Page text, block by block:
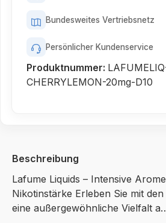
Bundesweites Vertriebsnetz
Persönlicher Kundenservice
Produktnummer:
CHERRYLEMON-20mg-D10
Beschreibung
Lafume Liquids – Intensive
Nikotinstärke Erleben Sie mit
eine außergewöhnliche Vielfalt